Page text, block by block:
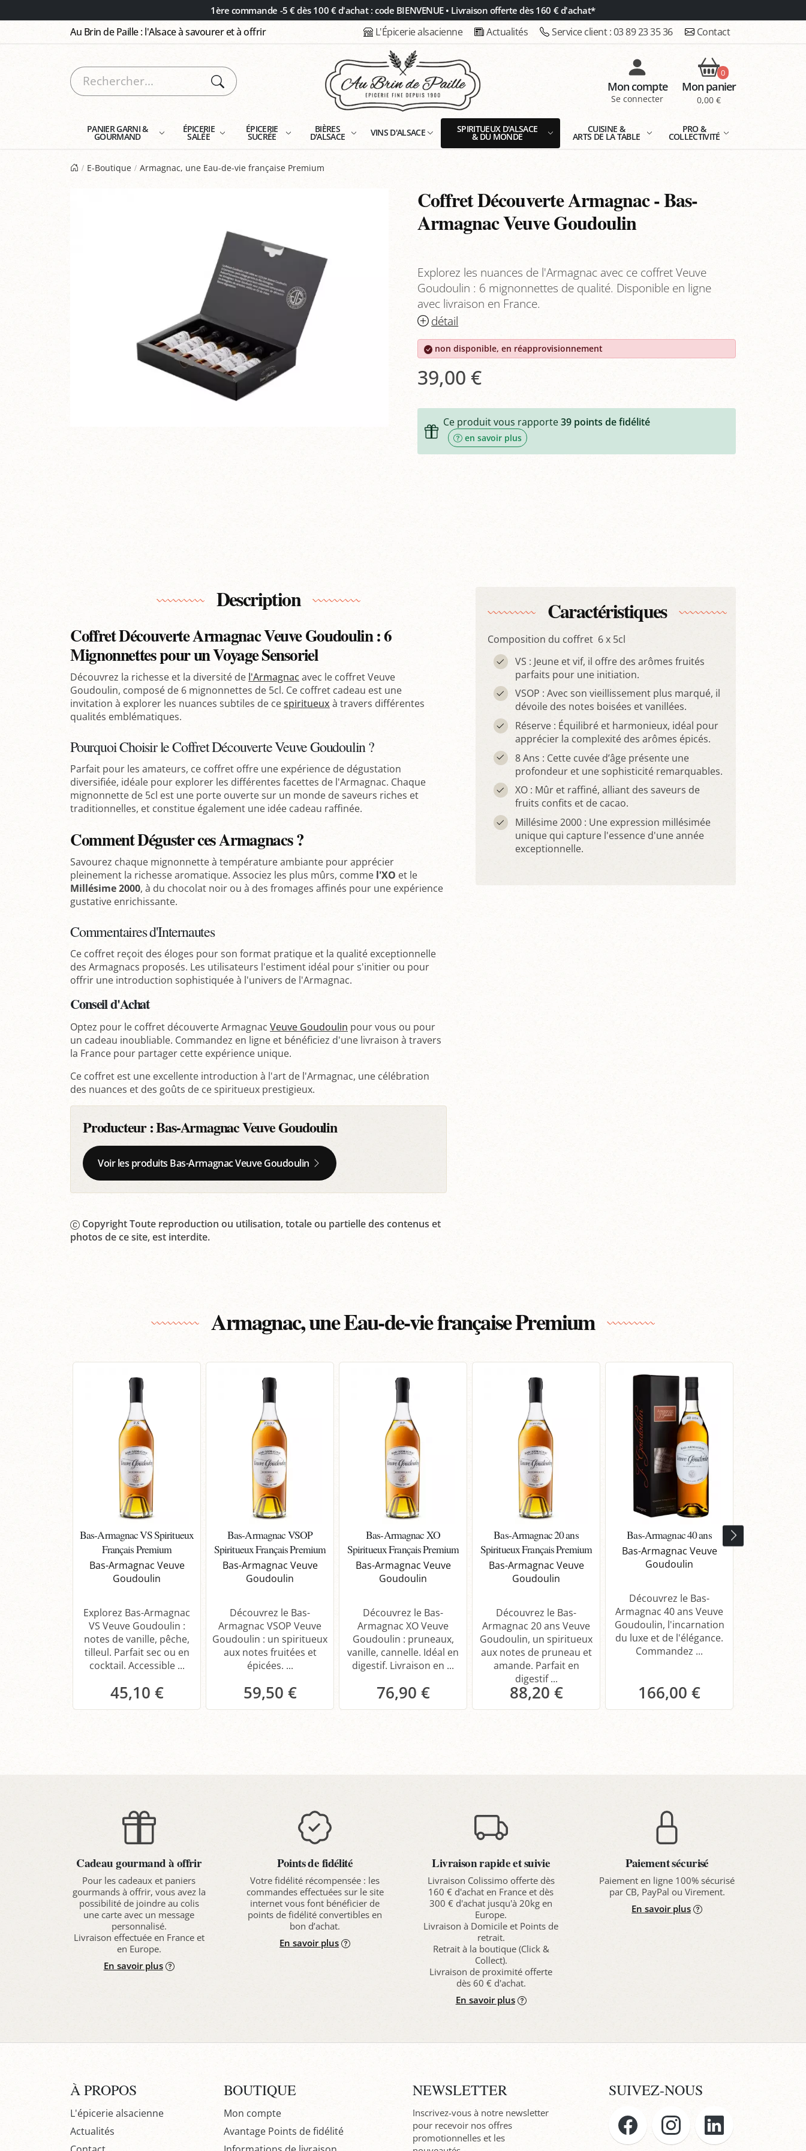
1ère commande -5 € dès 100 € d'achat : code BIENVENUE • Livraison offerte dès 160 € d'achat*
Au Brin de Paille : l'Alsace à savourer et à offrir L'Épicerie alsacienne Actualités Service client :03 89 23 35 36 Contact
Mon compte
Se connecter
0
Mon panier
0,00 €
PANIER GARNI &
GOURMAND
ÉPICERIE
SALÉE
ÉPICERIE
SUCRÉE
BIÈRES
D'ALSACE VINS D'ALSACE SPIRITUEUX D'ALSACE
& DU MONDE
CUISINE &
ARTS DE LA TABLE
PRO &
COLLECTIVITÉ
E-Boutique Armagnac, une Eau-de-vie française Premium
Coffret Découverte Armagnac - Bas-
Armagnac Veuve Goudoulin
Explorez les nuances de l'Armagnac avec ce coffret Veuve
Goudoulin : 6 mignonnettes de qualité. Disponible en ligne
avec livraison en France.
détail
non disponible, en réapprovisionnement
39,00 €
Ce produit vous rapporte39 points de fidélité
en savoir plus
Description
Coffret Découverte Armagnac Veuve Goudoulin : 6
Mignonnettes pour un Voyage Sensoriel
Découvrez la richesse et la diversité de l'Armagnacavec le coffret Veuve
Goudoulin, composé de 6 mignonnettes de 5cl. Ce coffret cadeau est une
invitation à explorer les nuances subtiles de cespiritueux à travers différentes
qualités emblématiques.
Pourquoi Choisir le Coffret Découverte Veuve Goudoulin ?
Parfait pour les amateurs, ce coffret offre une expérience de dégustation
diversifiée, idéale pour explorer les différentes facettes de l'Armagnac. Chaque
mignonnette de 5cl est une porte ouverte sur un monde de saveurs riches et
traditionnelles, et constitue également une idée cadeau raffinée.
Comment Déguster ces Armagnacs ?
Savourez chaque mignonnette à température ambiante pour apprécier
pleinement la richesse aromatique. Associez les plus mûrs, comme l'XO et le
Millésime 2000, à du chocolat noir ou à des fromages affinés pour une expérience
gustative enrichissante.
Commentaires d'Internautes
Ce coffret reçoit des éloges pour son format pratique et la qualité exceptionnelle
des Armagnacs proposés. Les utilisateurs l'estiment idéal pour s'initier ou pour
offrir une introduction sophistiquée à l'univers de l'Armagnac.
Conseil d'Achat
Optez pour le coffret découverte Armagnac Veuve Goudoulin pour vous ou pour
un cadeau inoubliable. Commandez en ligne et bénéficiez d'une livraison à travers
la France pour partager cette expérience unique.
Ce coffret est une excellente introduction à l'art de l'Armagnac, une célébration
des nuances et des goûts de ce spiritueux prestigieux.
Producteur :Bas-Armagnac Veuve Goudoulin
Voir les produits Bas-Armagnac Veuve Goudoulin
Copyright Toute reproduction ou utilisation, totale ou partielle des contenus et
photos de ce site, est interdite.
Caractéristiques
Composition du coffret 6 x 5cl
VS : Jeune et vif, il offre des arômes fruités
parfaits pour une initiation.
VSOP : Avec son vieillissement plus marqué, il
dévoile des notes boisées et vanillées.
Réserve : Équilibré et harmonieux, idéal pour
apprécier la complexité des arômes épicés.
8 Ans : Cette cuvée d’âge présente une
profondeur et une sophisticité remarquables.
XO : Mûr et raffiné, alliant des saveurs de
fruits confits et de cacao.
Millésime 2000 : Une expression millésimée
unique qui capture l'essence d'une année
exceptionnelle.
Armagnac, une Eau-de-vie française Premium
Bas-Armagnac VS Spiritueux
Français Premium
Bas-Armagnac Veuve
Goudoulin
Explorez Bas-Armagnac
VS Veuve Goudoulin :
notes de vanille, pêche,
tilleul. Parfait sec ou en
cocktail. Accessible ...
45,10 €
Bas-Armagnac VSOP
Spiritueux Français Premium
Bas-Armagnac Veuve
Goudoulin
Découvrez le Bas-
Armagnac VSOP Veuve
Goudoulin : un spiritueux
aux notes fruitées et
épicées. ...
59,50 €
Bas-Armagnac XO
Spiritueux Français Premium
Bas-Armagnac Veuve
Goudoulin
Découvrez le Bas-
Armagnac XO Veuve
Goudoulin : pruneaux,
vanille, cannelle. Idéal en
digestif. Livraison en ...
76,90 €
Bas-Armagnac 20 ans
Spiritueux Français Premium
Bas-Armagnac Veuve
Goudoulin
Découvrez le Bas-
Armagnac 20 ans Veuve
Goudoulin, un spiritueux
aux notes de pruneau et
amande. Parfait en
digestif ...
88,20 €
Bas-Armagnac 40 ans
Bas-Armagnac Veuve
Goudoulin
Découvrez le Bas-
Armagnac 40 ans Veuve
Goudoulin, l'incarnation
du luxe et de l'élégance.
Commandez ...
166,00 €
Cadeau gourmand à offrir
Pour les cadeaux et paniers
gourmands à offrir, vous avez la
possibilité de joindre au colis
une carte avec un message
personnalisé.
Livraison effectuée en France et
en Europe.
En savoir plus
Points de fidélité
Votre fidélité récompensée : les
commandes effectuées sur le site
internet vous font bénéficier de
points de fidélité convertibles en
bon d’achat.
En savoir plus
Livraison rapide et suivie
Livraison Colissimo offerte dès
160 € d'achat en France et dès
300 € d'achat jusqu'à 20kg en
Europe.
Livraison à Domicile et Points de
retrait.
Retrait à la boutique (Click &
Collect).
Livraison de proximité offerte
dès 60 € d'achat.
En savoir plus
Paiement sécurisé
Paiement en ligne 100% sécurisé
par CB, PayPal ou Virement.
En savoir plus
À PROPOS
L'épicerie alsacienne
Actualités
BOUTIQUE
Mon compte
Avantage Points de fidélité
NEWSLETTER
Inscrivez-vous à notre newsletter
pour recevoir nos offres
promotionnelles et les
SUIVEZ-NOUS